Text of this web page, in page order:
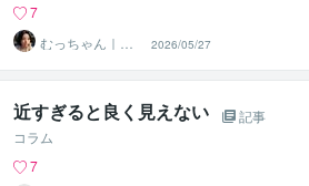
7
むっちゃん｜元
ホテリエ
2026/05/27
近すぎると良く見えない
記事
コラム
7